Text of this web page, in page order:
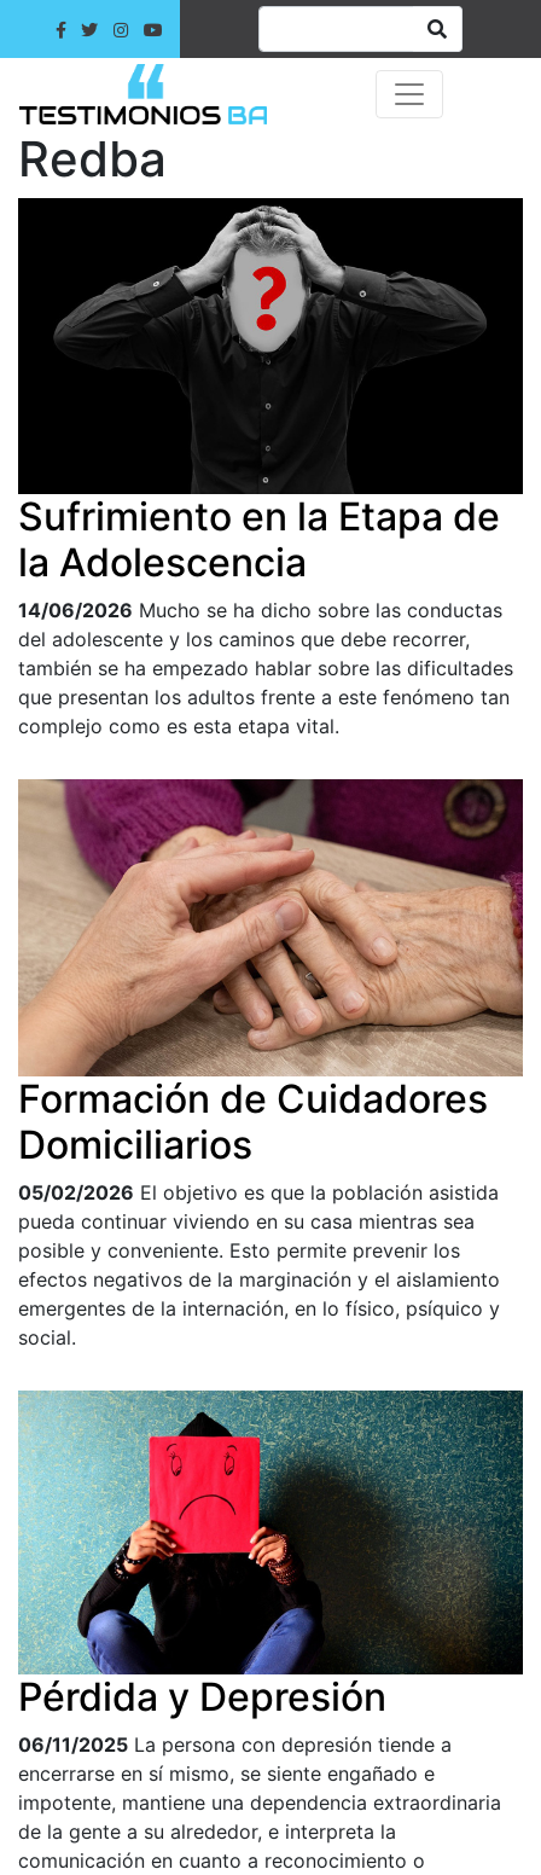
Redba
Sufrimiento en la Etapa de
la Adolescencia
14/06/2026 Mucho se ha dicho sobre las conductas
del adolescente y los caminos que debe recorrer,
también se ha empezado hablar sobre las dificultades
que presentan los adultos frente a este fenómeno tan
complejo como es esta etapa vital.
Formación de Cuidadores
Domiciliarios
05/02/2026 El objetivo es que la población asistida
pueda continuar viviendo en su casa mientras sea
posible y conveniente. Esto permite prevenir los
efectos negativos de la marginación y el aislamiento
emergentes de la internación, en lo físico, psíquico y
social.
Pérdida y Depresión
06/11/2025 La persona con depresión tiende a
encerrarse en sí mismo, se siente engañado e
impotente, mantiene una dependencia extraordinaria
de la gente a su alrededor, e interpreta la
comunicación en cuanto a reconocimiento o